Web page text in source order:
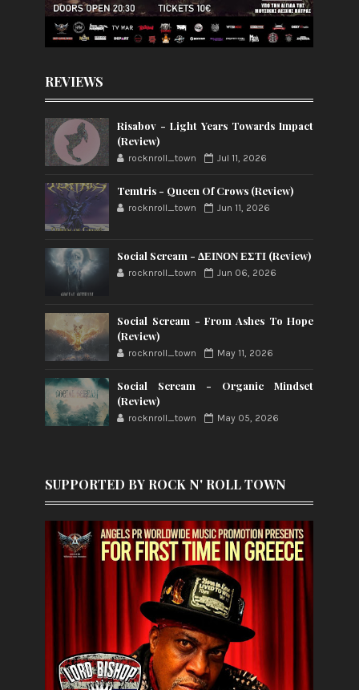
REVIEWS
Risabov - Light Years Towards Impact
(Review)
rocknroll_town Jul 11, 2026
Temtris - Queen Of Crows (Review)
rocknroll_town Jun 11, 2026
Social Scream - ΔΕΙΝΟΝ ΕΣΤΙ (Review)
rocknroll_town Jun 06, 2026
Social Scream - From Ashes To Hope
(Review)
rocknroll_town May 11, 2026
Social Scream - Organic Mindset
(Review)
rocknroll_town May 05, 2026
SUPPORTED BY ROCK N' ROLL TOWN